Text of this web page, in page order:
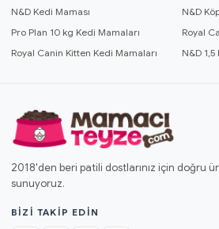
N&D Kedi Maması
N&D
Pro Plan 10 kg Kedi Mamaları
Royal
Royal Canin Kitten Kedi Mamaları
N&D
2018'den beri patili dostlarınız için doğru
sunuyoruz.
BIZI TAKIP EDIN